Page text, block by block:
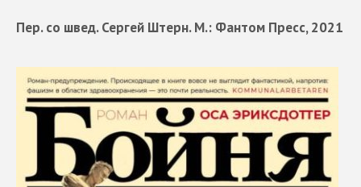
Пер. со швед. Сергей Штерн. М.: Фантом Пресс, 2021